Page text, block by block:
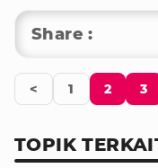
Share :
< 1 2 3
TOPIK